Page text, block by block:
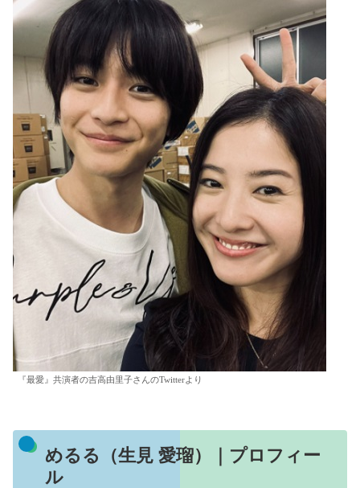
『最愛』共演者の吉高由里子さんのTwitterより
めるる（生見 愛瑠）｜プロフィー
ル